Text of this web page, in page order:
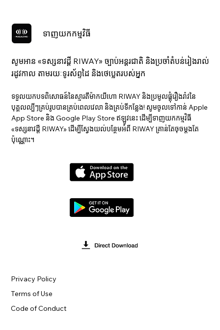
ទាញយកកម្មវិធី
សូមអាន «ទស្សនាវ​ដ្ដី RIWAY» ច្បាប់អន្តរជាតិ និងប្រចាំតំបន់រៀងរាល់
រដូវកាល តាមរយៈទូរស័ព្ទដៃ និងថេប្លេតរបស់អ្នក
ទទួលយកបទពិសោធន៍នៃស្មារតីម៉ាកយីហោ RIWAY និងប្រមូលផ្តុំរឿងរ៉ាវនៃ
បុគ្គលល្បីៗគ្រប់រូបបានគ្រប់ពេលវេលា និងគ្រប់ទីកន្លែង! សូមចូលទៅកាន់ Apple
App Store និង Google Play Store ឥឡូវនេះ ដើម្បីទាញយកកម្មវិធី
«ទស្សនាវ​ដ្ដី RIWAY» ដើម្បីស្វែងយល់បន្ថែមអំពី RIWAY គ្រាន់តែចុចម្តងតែ
ប៉ុណ្ណោះ។
Terms of Use
Privacy Policy
Code of Conduct